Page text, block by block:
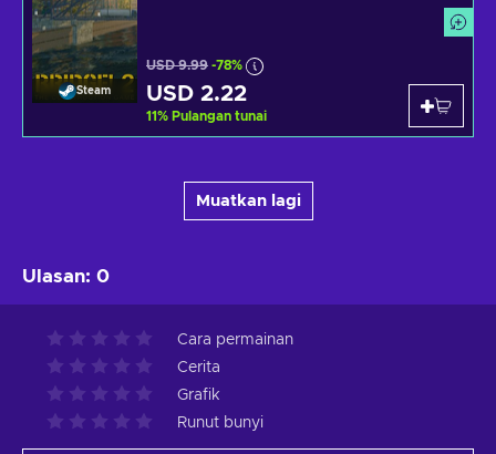
Steam
USD 9.99 -78%
USD 2.22
11% Pulangan tunai
Muatkan lagi
Ulasan: 0
Cara permainan
Cerita
Grafik
Runut bunyi